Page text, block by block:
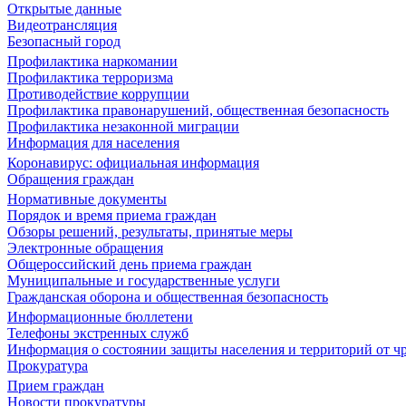
Открытые данные
Видеотрансляция
Безопасный город
Профилактика наркомании
Профилактика терроризма
Противодействие коррупции
Профилактика правонарушений, общественная безопасность
Профилактика незаконной миграции
Информация для населения
Коронавирус: официальная информация
Обращения граждан
Нормативные документы
Порядок и время приема граждан
Обзоры решений, результаты, принятые меры
Электронные обращения
Общероссийский день приема граждан
Муниципальные и государственные услуги
Гражданская оборона и общественная безопасность
Информационные бюллетени
Телефоны экстренных служб
Информация о состоянии защиты населения и территорий от
Прокуратура
Прием граждан
Новости прокуратуры